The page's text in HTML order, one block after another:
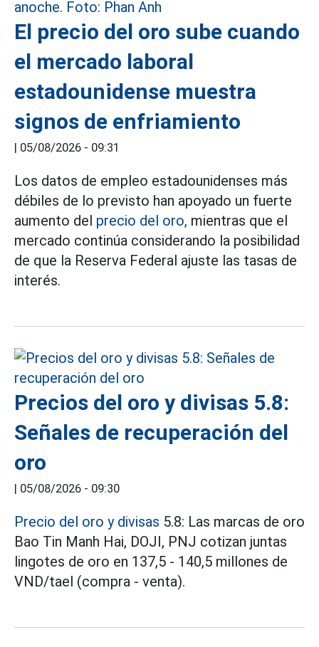
El precio del oro sube cuando
el mercado laboral
estadounidense muestra
signos de enfriamiento
| 05/08/2026 - 09:31
Los datos de empleo estadounidenses más
débiles de lo previsto han apoyado un fuerte
aumento del precio del oro, mientras que el
mercado continúa considerando la posibilidad
de que la Reserva Federal ajuste las tasas de
interés.
Precios del oro y divisas 5.8:
Señales de recuperación del
oro
| 05/08/2026 - 09:30
Precio del oro y divisas 5.8: Las marcas de oro
Bao Tin Manh Hai, DOJI, PNJ cotizan juntas
lingotes de oro en 137,5 - 140,5 millones de
VND/tael (compra - venta).